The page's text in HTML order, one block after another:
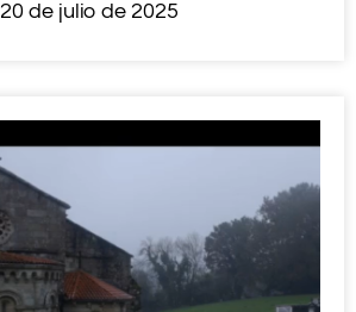
20 de julio de 2025